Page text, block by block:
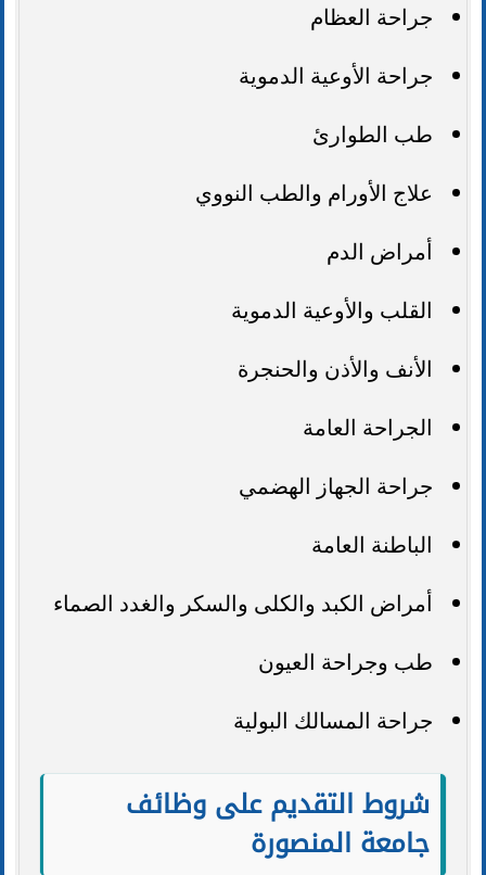
جراحة العظام
جراحة الأوعية الدموية
طب الطوارئ
علاج الأورام والطب النووي
أمراض الدم
القلب والأوعية الدموية
الأنف والأذن والحنجرة
الجراحة العامة
جراحة الجهاز الهضمي
الباطنة العامة
أمراض الكبد والكلى والسكر والغدد الصماء
طب وجراحة العيون
جراحة المسالك البولية
شروط التقديم على وظائف
جامعة المنصورة